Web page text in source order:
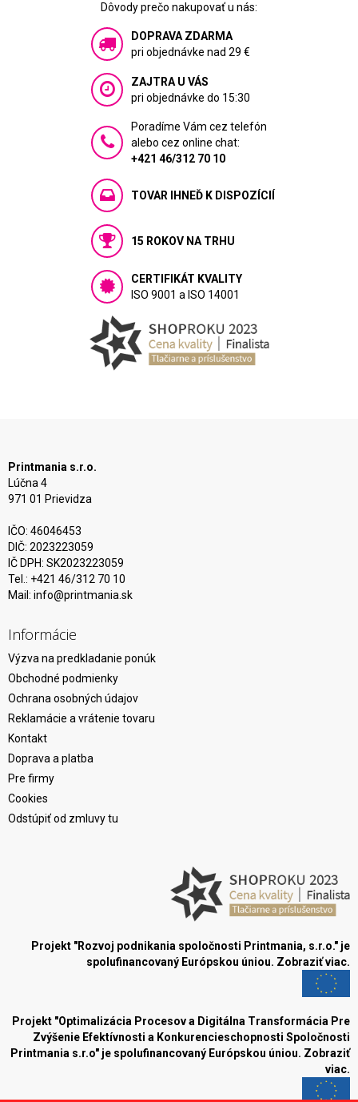
Dôvody prečo nakupovať u nás:
DOPRAVA ZDARMA
pri objednávke nad 29 €
ZAJTRA U VÁS
pri objednávke do 15:30
Poradíme Vám cez telefón
alebo cez online chat:
+421 46/312 70 10
TOVAR IHNEĎ K DISPOZÍCIÍ
15 ROKOV NA TRHU
CERTIFIKÁT KVALITY
ISO 9001 a ISO 14001
Printmania s.r.o.
Lúčna 4
971 01 Prievidza
IČO: 46046453
DIČ: 2023223059
IČ DPH: SK2023223059
Tel.: +421 46/312 70 10
Mail: info@printmania.sk
Informácie
Výzva na predkladanie ponúk
Obchodné podmienky
Ochrana osobných údajov
Reklamácie a vrátenie tovaru
Kontakt
Doprava a platba
Pre firmy
Cookies
Odstúpiť od zmluvy tu
Projekt "Rozvoj podnikania spoločnosti Printmania, s.r.o." je
spolufinancovaný Európskou úniou. Zobraziť viac.
Projekt "Optimalizácia Procesov a Digitálna Transformácia Pre
Zvýšenie Efektívnosti a Konkurencieschopnosti Spoločnosti
Printmania s.r.o" je spolufinancovaný Európskou úniou. Zobraziť
viac.